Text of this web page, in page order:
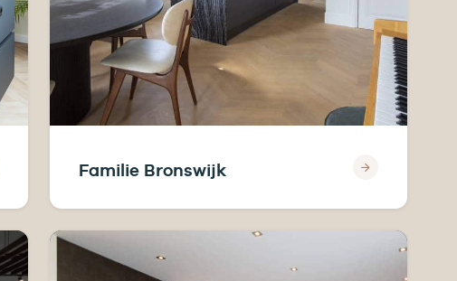
Familie Bronswijk